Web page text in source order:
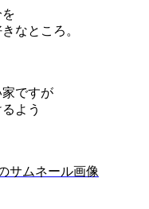
なところ。
ですが
よう